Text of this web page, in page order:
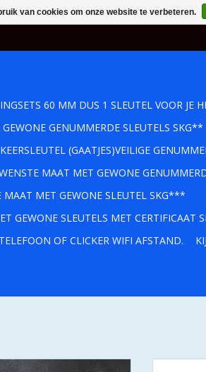
60 MM DUS 1 SLEUTEL VOOR JE
GENUMMERDE SLEUTELS SKG**
(GAATJES)VEILIGE
MAAT MET GEWONE
MAAT MET GEWONE SLEUTEL SKG***
GEWONE SLEUTELS MET CERTIFICAAT
OF CLICKER WIFI AFSTAND.
S2 veiligheidscilinders zijn SKG
van cookies om onze website te verbeteren.